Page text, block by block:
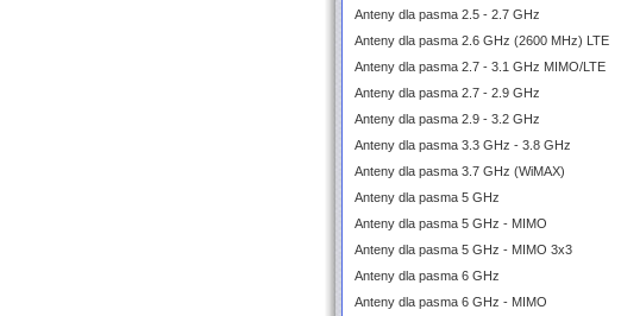
Anteny dla pasma 2.5 - 2.7 GHz
Anteny dla pasma 2.6 GHz (2600 MHz) LTE
Anteny dla pasma 2.7 - 3.1 GHz MIMO/LTE
Anteny dla pasma 2.7 - 2.9 GHz
Anteny dla pasma 2.9 - 3.2 GHz
Anteny dla pasma 3.3 GHz - 3.8 GHz
Anteny dla pasma 3.7 GHz (WiMAX)
Anteny dla pasma 5 GHz
Anteny dla pasma 5 GHz - MIMO
Anteny dla pasma 5 GHz - MIMO 3x3
Anteny dla pasma 6 GHz
Anteny dla pasma 6 GHz - MIMO